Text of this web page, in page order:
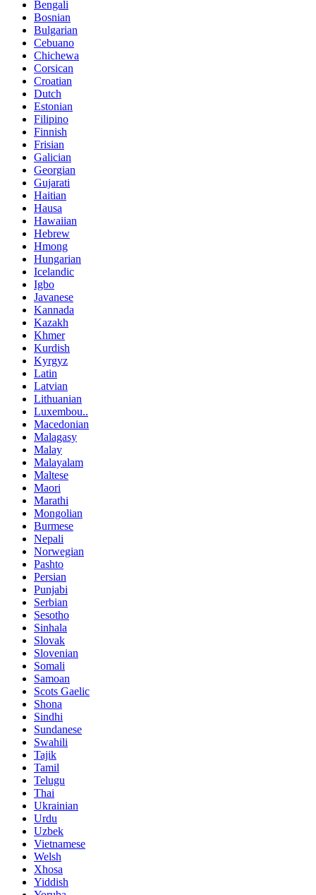
Bengali
Bosnian
Bulgarian
Cebuano
Chichewa
Corsican
Croatian
Dutch
Estonian
Filipino
Finnish
Frisian
Galician
Georgian
Gujarati
Haitian
Hausa
Hawaiian
Hebrew
Hmong
Hungarian
Icelandic
Igbo
Javanese
Kannada
Kazakh
Khmer
Kurdish
Kyrgyz
Latin
Latvian
Lithuanian
Luxembou..
Macedonian
Malagasy
Malay
Malayalam
Maltese
Maori
Marathi
Mongolian
Burmese
Nepali
Norwegian
Pashto
Persian
Punjabi
Serbian
Sesotho
Sinhala
Slovak
Slovenian
Somali
Samoan
Scots Gaelic
Shona
Sindhi
Sundanese
Swahili
Tajik
Tamil
Telugu
Thai
Ukrainian
Urdu
Uzbek
Vietnamese
Welsh
Xhosa
Yiddish